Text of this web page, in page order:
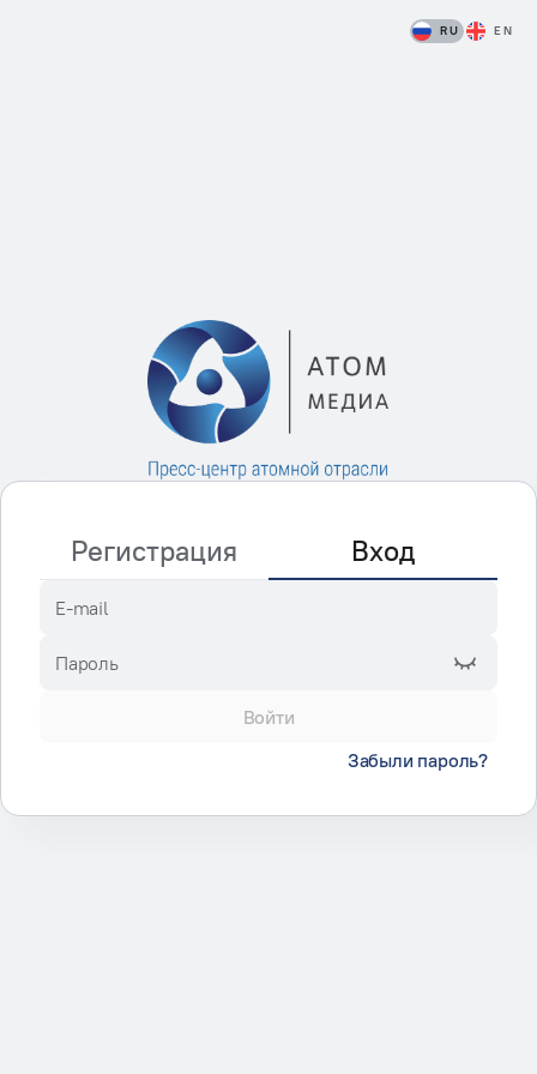
RU EN
Регистрация Вход
E-mail
Пароль
Войти
Забыли пароль?